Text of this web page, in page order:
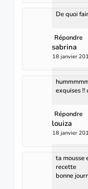
De quoi
Répondre
sabrina
18 janvier
exquises !!
Répondre
louiza
18 janvier
ta mousse
recette
bonne